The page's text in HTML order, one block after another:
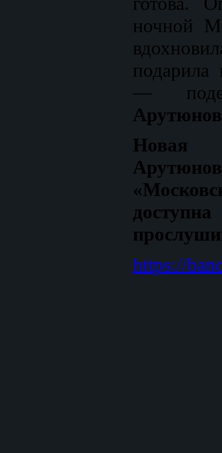
ночной
—
Арутюнов
Новая
https://